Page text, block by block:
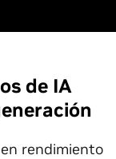
de IA
rendimiento